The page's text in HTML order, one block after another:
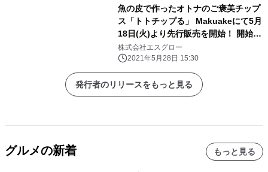
魚の皮で作ったオトナのご褒美チップ
ス「トトチップる」 Makuakeにて5月
18日(火)より先行販売を開始！ 開始12
時間で目標支援金額500％を達成！
株式会社エスグロー
2021年5月28日 15:30
発行者のリリースをもっと見る
グルメの新着 もっと見る